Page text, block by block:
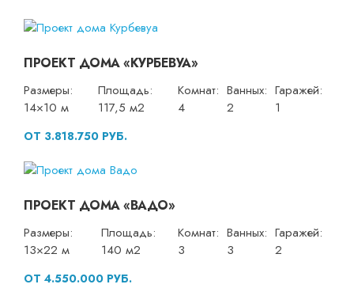
ПРОЕКТ ДОМА «КУРБЕВУА»
Размеры:
14×10 м
Площадь:
117,5 м2
Комнат:
4
Ванных:
2
Гаражей:
1
ОТ 3.818.750 РУБ.
ПРОЕКТ ДОМА «ВАДО»
Размеры:
13×22 м
Площадь:
140 м2
Комнат:
3
Ванных:
3
Гаражей:
2
ОТ 4.550.000 РУБ.